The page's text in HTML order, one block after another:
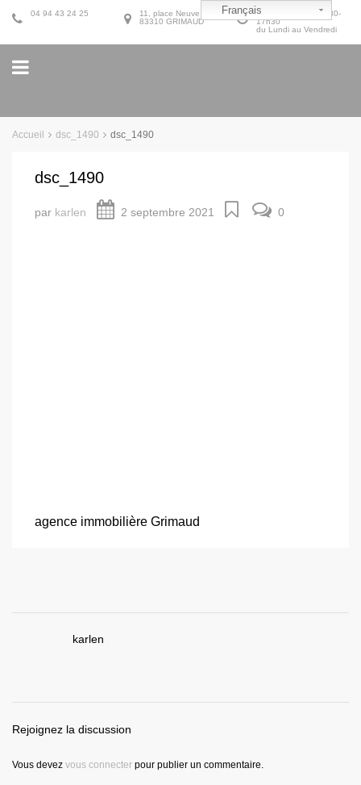
9h30-12h30 et 14h30-
17h30
du Lundi au Vendredi
11, place Neuve
83310 GRIMAUD
04 94 43 24 25
Accueil dsc_1490 dsc_1490
dsc_1490
par karlen 2 septembre 2021 0
agence immobilière Grimaud
karlen
Rejoignez la discussion
Vous devez vous connecter pour publier un commentaire.
Français